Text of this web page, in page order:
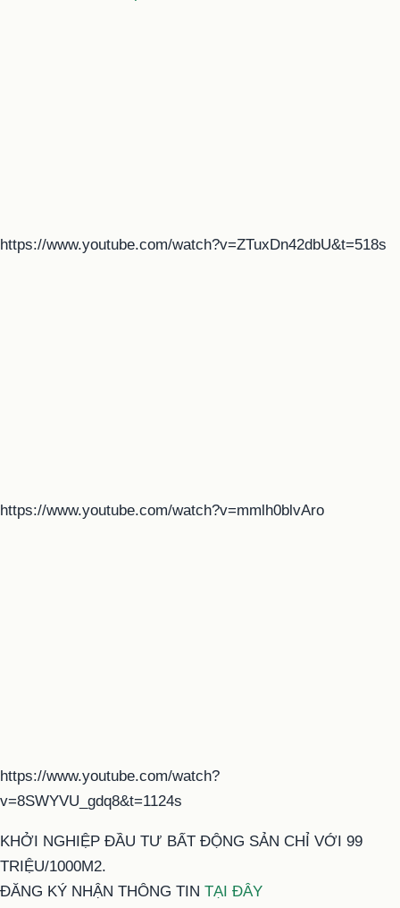
https://www.youtube.com/watch?v=ZTuxDn42dbU&t=518s
https://www.youtube.com/watch?v=mmlh0blvAro
https://www.youtube.com/watch?
v=8SWYVU_gdq8&t=1124s
KHỞI NGHIỆP ĐẦU TƯ BẤT ĐỘNG SẢN CHỈ VỚI 99
TRIỆU/1000M2.
ĐĂNG KÝ NHẬN THÔNG TIN TẠI ĐÂY